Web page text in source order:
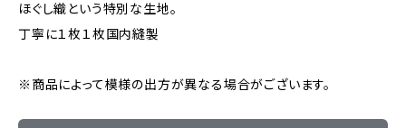
ほぐし織という特別な生地。
丁寧に１枚１枚国内縫製
※商品によって模様の出方が異なる場合がございます。